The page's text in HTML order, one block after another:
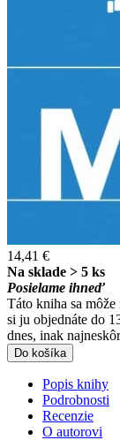
14,41 €
Na sklade > 5 ks
Posielame ihneď
Táto kniha sa
si ju objednáte do
dnes, inak
Do košíka
Popis knihy
Podrobnosti
Recenzie
O autorovi